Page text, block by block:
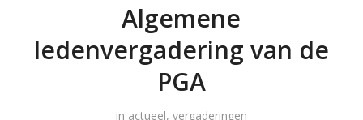
Algemene
ledenvergadering van de
PGA
in actueel, vergaderingen